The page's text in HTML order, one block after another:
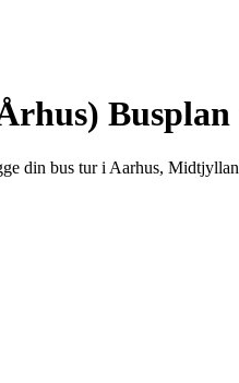
din bus tur i Aarhus,